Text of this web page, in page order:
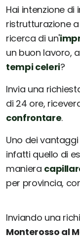
Hai intenzione
ristrutturazione
ricerca di un'
un buon lavoro,
tempi celeri?
Invia una
di 24 ore,
confrontare.
Uno dei
infatti quello di
maniera
per provincia,
Inviando una
Monterosso al